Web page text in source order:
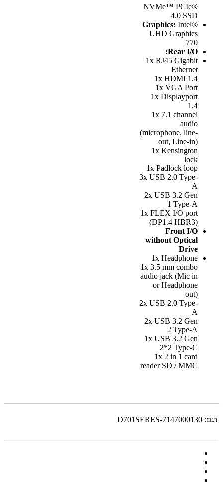
NVMe™ PCIe®
4.0 SSD
Graphics: Intel®
UHD Graphics
770
Rear I/O:
1x RJ45 Gigabit
Ethernet
1x HDMI 1.4
1x VGA Port
1x Displayport
1.4
1x 7.1 channel
audio
(microphone, line-
out, Line-in)
1x Kensington
lock
1x Padlock loop
3x USB 2.0 Type-
A
2x USB 3.2 Gen
1 Type-A
1x FLEX I/O port
(DP1.4 HBR3)
Front I/O
without Optical
Drive
1x Headphone
1x 3.5 mm combo
audio jack (Mic in
or Headphone
out)
2x USB 2.0 Type-
A
2x USB 3.2 Gen
2 Type-A
1x USB 3.2 Gen
2*2 Type-C
1x 2 in 1 card
reader SD / MMC
דגם: D701SERES-7147000130